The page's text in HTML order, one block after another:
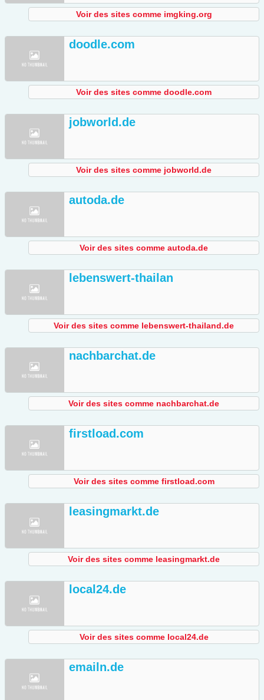
Voir des sites comme imgking.org
doodle.com
Voir des sites comme doodle.com
jobworld.de
Voir des sites comme jobworld.de
autoda.de
Voir des sites comme autoda.de
lebenswert-thailan
Voir des sites comme lebenswert-thailand.de
nachbarchat.de
Voir des sites comme nachbarchat.de
firstload.com
Voir des sites comme firstload.com
leasingmarkt.de
Voir des sites comme leasingmarkt.de
local24.de
Voir des sites comme local24.de
emailn.de